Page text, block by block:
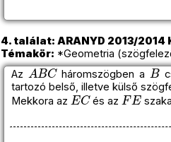
4. találat: ARANYD 2013/
Témakör: *Geometria
Az
ABC
háromszögben a
B
tartozó belső, illetve külső
Mekkora az
EC
és az
FE